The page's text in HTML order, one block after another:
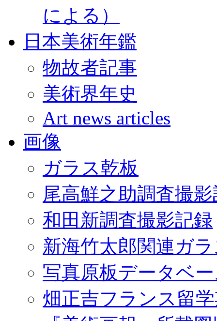
による）
日本美術年鑑
物故者記事
美術界年史
Art news articles
画像
ガラス乾板
尾高鮮之助調査撮
和田新調査撮影記録
新海竹太郎関連ガ
写真原板データベ
畑正吉フランス留